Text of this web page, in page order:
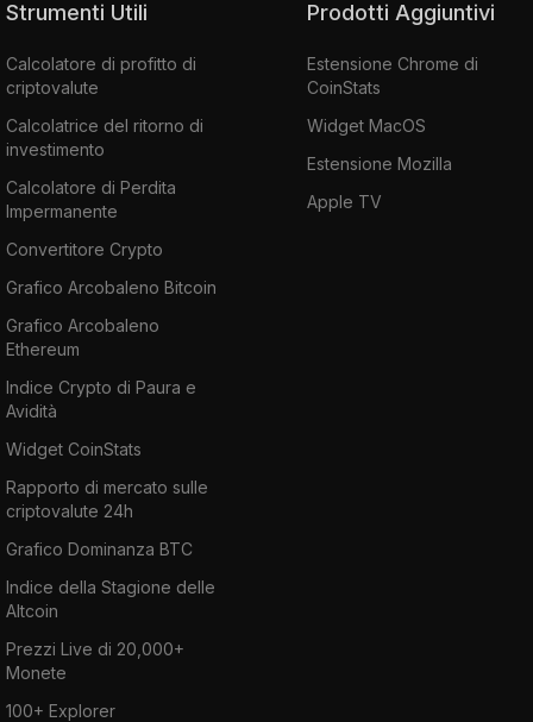
Strumenti Utili
Calcolatore di profitto di
criptovalute
Calcolatrice del ritorno di
investimento
Calcolatore di Perdita
Impermanente
Convertitore Crypto
Grafico Arcobaleno Bitcoin
Grafico Arcobaleno
Ethereum
Indice Crypto di Paura e
Avidità
Widget CoinStats
Rapporto di mercato sulle
criptovalute 24h
Grafico Dominanza BTC
Indice della Stagione delle
Altcoin
Prezzi Live di 20,000+
Monete
100+ Explorer
Prodotti Aggiuntivi
Estensione Chrome di
CoinStats
Widget MacOS
Estensione Mozilla
Apple TV